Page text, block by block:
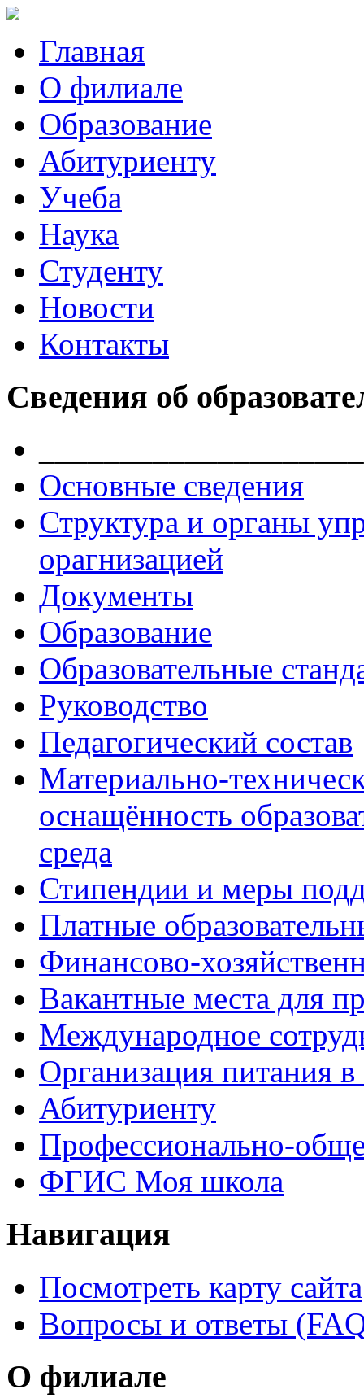
Главная
О филиале
Образование
Абитуриенту
Учеба
Наука
Студенту
Новости
Контакты
Сведения об
Основные сведения
Структура и органы
орагнизацией
Документы
Образование
Образовательные
Руководство
Педагогический состав
Материально-
оснащённость
среда
Стипендии и меры
Платные
Финансово-
Вакантные места для
Международное
Организация питания в
Абитуриенту
Профессионально-
ФГИС Моя школа
Навигация
Посмотреть карту сайта
Вопросы и ответы
О филиале